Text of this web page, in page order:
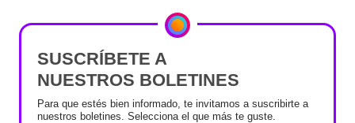
SUSCRÍBETE A
NUESTROS BOLETINES
Para que estés bien informado, te invitamos a suscribirte a
nuestros boletines. Selecciona el que más te guste.